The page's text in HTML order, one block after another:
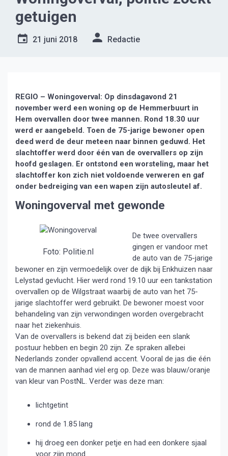
getuigen
21 juni 2018 Redactie
REGIO – Woningoverval: Op dinsdagavond 21
november werd een woning op de Hemmerbuurt in
Hem overvallen door twee mannen. Rond 18.30 uur
werd er aangebeld. Toen de 75-jarige bewoner open
deed werd de deur meteen naar binnen geduwd. Het
slachtoffer werd door één van de overvallers op zijn
hoofd geslagen. Er ontstond een worsteling, maar het
slachtoffer kon zich niet voldoende verweren en gaf
onder bedreiging van een wapen zijn autosleutel af.
Woningoverval met gewonde
Foto: Politie.nl
De twee overvallers
gingen er vandoor met
de auto van de 75-jarige
bewoner en zijn vermoedelijk over de dijk bij Enkhuizen naar
Lelystad gevlucht. Hier werd rond 19.10 uur een tankstation
overvallen op de Wilgstraat waarbij de auto van het 75-
jarige slachtoffer werd gebruikt. De bewoner moest voor
behandeling van zijn verwondingen worden overgebracht
naar het ziekenhuis.
Van de overvallers is bekend dat zij beiden een slank
postuur hebben en begin 20 zijn. Ze spraken allebei
Nederlands zonder opvallend accent. Vooral de jas die één
van de mannen aanhad viel erg op. Deze was blauw/oranje
van kleur van PostNL. Verder was deze man:
lichtgetint
rond de 1.85 lang
hij droeg een donker petje en had een donkere sjaal
voor zijn mond.